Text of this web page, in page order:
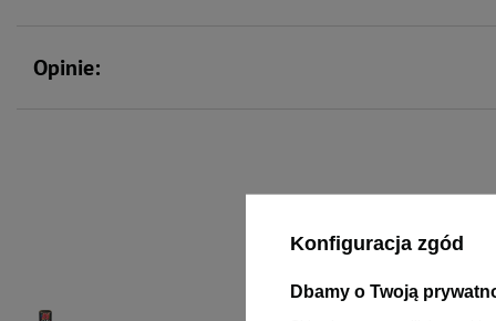
Opinie:
Konfiguracja zgód
Dbamy o Twoją